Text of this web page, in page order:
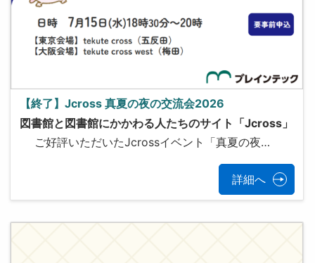
【終了】Jcross 真夏の夜の交流会2026
図書館と図書館にかかわる人たちのサイト「Jcross」
ご好評いただいたJcrossイベント「真夏の夜…
詳細へ